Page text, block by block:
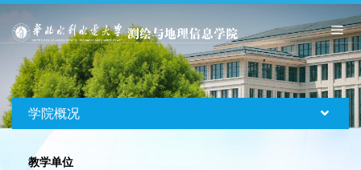
学院概况
教学单位